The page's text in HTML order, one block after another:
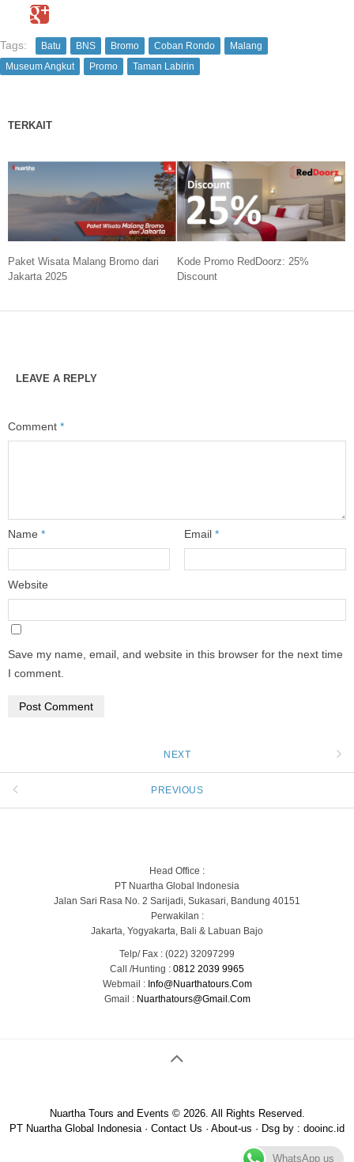
Tags: Batu BNS Bromo Coban Rondo
Malang
Museum Angkut
Promo Taman Labirin
TERKAIT
Paket Wisata Malang Bromo dari
Jakarta 2025
Kode Promo RedDoorz: 25%
Discount
LEAVE A REPLY
Comment *
Name * Email *
Website
Save my name, email, and website in this browser for the next time
I comment.
NEXT
PREVIOUS
Head Office :
PT Nuartha Global Indonesia
Jalan Sari Rasa No. 2 Sarijadi, Sukasari, Bandung 40151
Perwakilan :
Jakarta, Yogyakarta, Bali & Labuan Bajo
Telp/ Fax : (022) 32097299
Call /Hunting : 0812 2039 9965
Webmail : Info@nuarthatours.com
Gmail : Nuarthatours@gmail.com
Nuartha Tours and Events © 2026. All Rights Reserved.
PT Nuartha Global Indonesia· Contact Us · About-us · Dsg by : dooinc.id
WhatsApp us